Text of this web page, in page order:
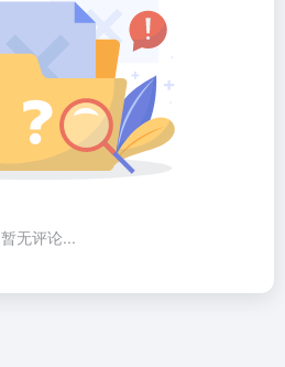
暂无评论...